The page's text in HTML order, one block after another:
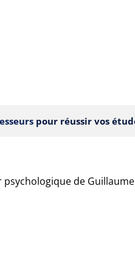
pour réussir vos
psychologique de